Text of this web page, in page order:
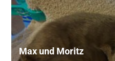
Max und Moritz